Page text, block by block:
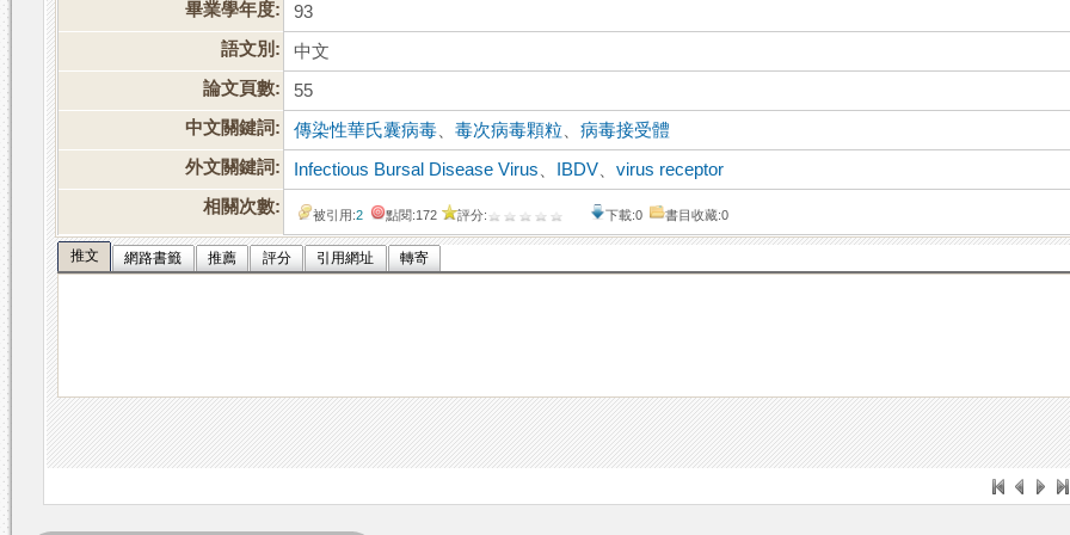
畢業學年度:
93
語文別:
中文
論文頁數:
55
中文關鍵詞:
傳染性華氏囊病毒 、毒次病毒顆粒 、病毒接受體
外文關鍵詞:
Infectious Bursal Disease Virus IBDV 、virus receptor
相關次數:
被引用:2 點閱:172 評分: 下載:0 書目收藏:0
推文 網路書籤 推薦 評分 引用網址 轉寄